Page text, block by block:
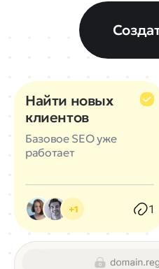
Найти новых
клиентов
Базовое SEO уже
работает
+1 1